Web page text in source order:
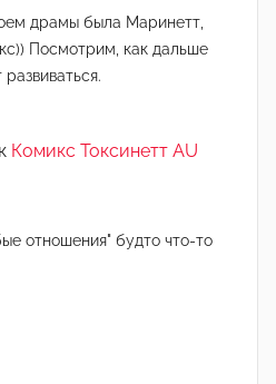
драмы была Маринетт,
Посмотрим, как дальше
к Комикс Токсинетт AU
отношения" будто что-то